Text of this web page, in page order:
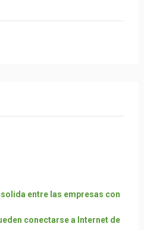
entre las empresas con
conectarse a Internet de